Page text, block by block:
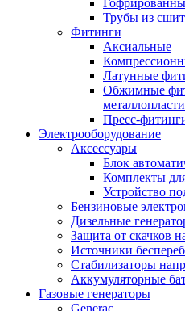
Трубы из
Фитинги
Аксиальные
Латунные
Обжимные
Пресс-
Электрооборудование
Аксессуары
Блок
Комплекты
Устройство
Бензиновые
Дизельные
Защита от скачков
Источники
Стабилизаторы
Аккумуляторные
Газовые генераторы
Generac